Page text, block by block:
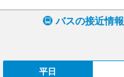
バスの接近情報
平日